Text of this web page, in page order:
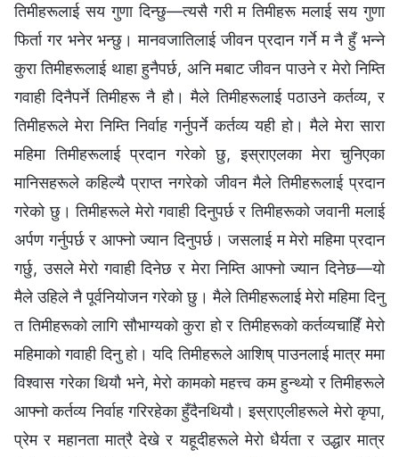
तिमीहरूलाई सय गुणा दिन्छु—त्यसै गरी म तिमीहरू मलाई सय गुणा
फिर्ता गर भनेर भन्छु। मानवजातिलाई जीवन प्रदान गर्ने म नै हुँ भन्ने
कुरा तिमीहरूलाई थाहा हुनैपर्छ, अनि मबाट जीवन पाउने र मेरो निम्ति
गवाही दिनैपर्ने तिमीहरू नै हौ। मैले तिमीहरूलाई पठाउने कर्तव्य, र
तिमीहरूले मेरा निम्ति निर्वाह गर्नुपर्ने कर्तव्य यही हो। मैले मेरा सारा
महिमा तिमीहरूलाई प्रदान गरेको छु, इस्राएलका मेरा चुनिएका
मानिसहरूले कहिल्यै प्राप्‍त नगरेको जीवन मैले तिमीहरूलाई प्रदान
गरेको छु। तिमीहरूले मेरो गवाही दिनुपर्छ र तिमीहरूको जवानी मलाई
अर्पण गर्नुपर्छ र आफ्नो ज्यान दिनुपर्छ। जसलाई म मेरो महिमा प्रदान
गर्छु, उसले मेरो गवाही दिनेछ र मेरा निम्ति आफ्नो ज्यान दिनेछ—यो
मैले उहिले नै पूर्वनियोजन गरेको छु। मैले तिमीहरूलाई मेरो महिमा दिनु
त तिमीहरूको लागि सौभाग्यको कुरा हो र तिमीहरूको कर्तव्यचाहिँ मेरो
महिमाको गवाही दिनु हो। यदि तिमीहरूले आशिष्‌ पाउनलाई मात्र ममा
विश्‍वास गरेका थियौ भने, मेरो कामको महत्त्व कम हुन्थ्यो र तिमीहरूले
आफ्नो कर्तव्य निर्वाह गरिरहेका हुँदैनथियौ। इस्राएलीहरूले मेरो कृपा,
प्रेम र महानता मात्रै देखे र यहूदीहरूले मेरो धैर्यता र उद्धार मात्र